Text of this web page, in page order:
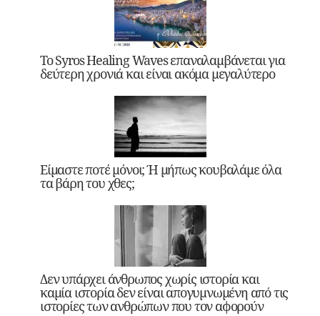
Το Syros Healing Waves επαναλαμβάνεται για
δεύτερη χρονιά και είναι ακόμα μεγαλύτερο
Είμαστε ποτέ μόνοι; Ή μήπως κουβαλάμε όλα
τα βάρη του χθες;
Δεν υπάρχει άνθρωπος χωρίς ιστορία και
καμία ιστορία δεν είναι απογυμνωμένη από τις
ιστορίες των ανθρώπων που τον αφορούν